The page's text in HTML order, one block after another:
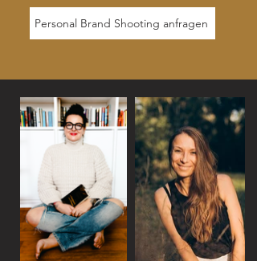
Personal Brand Shooting anfragen